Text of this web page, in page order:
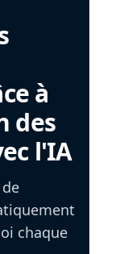
à
des
l'IA
chaque